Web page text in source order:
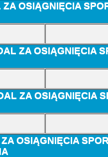
OSIĄGNIĘCIA
ZA OSIĄGNIĘCIA
ZA OSIĄGNIĘCIA
OSIĄGNIĘCIA